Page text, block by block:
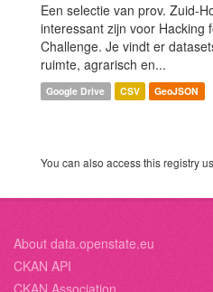
Een selectie van prov. Zuid-
interessant zijn voor Hacking
Challenge. Je vindt er
ruimte, agrarisch en...
Google Drive CSV GeoJSON
You can also access this registry
About data.openstate.eu
CKAN API
CKAN Association